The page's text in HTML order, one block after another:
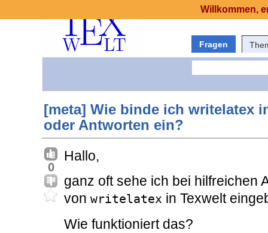
Fragen
[meta] Wie binde ich writelatex
oder Antworten ein?
0
Hallo,
ganz oft sehe ich bei hilfreichen
von writelatex in Texwelt
Wie funktioniert das?
Willkommen,